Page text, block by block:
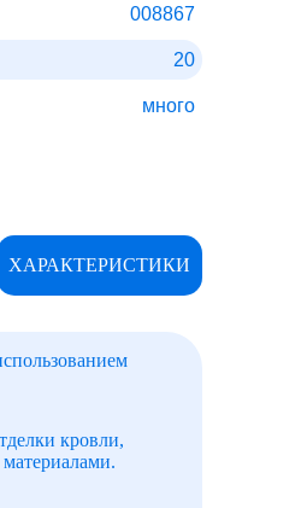
008867
20
много
ХАРАКТЕРИСТИКИ
кровли,